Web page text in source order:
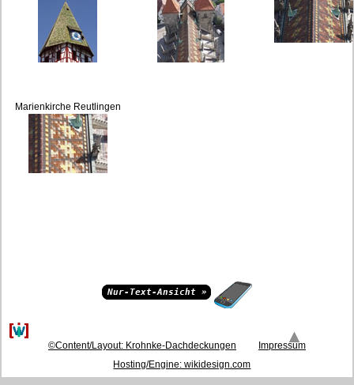
Marienkirche Reutlingen
Nur-Text-Ansicht »
©Content/Layout: Krohnke-Dachdeckungen
Impressum
Hosting/Engine: wikidesign.com